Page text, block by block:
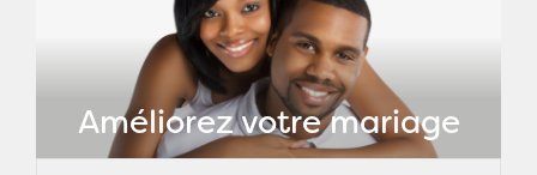
Améliorez votre mariage